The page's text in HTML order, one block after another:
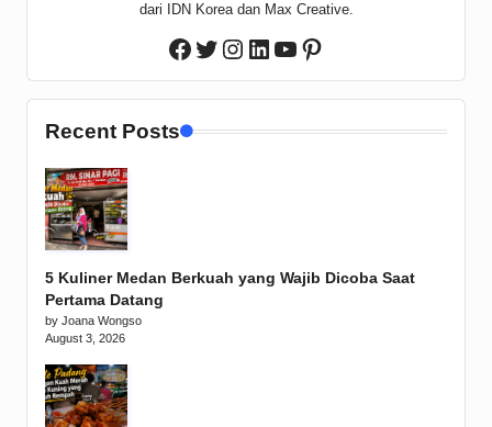
dari IDN Korea dan Max Creative.
Facebook
Twitter
Instagram
LinkedIn
YouTube
Pinterest
Recent Posts
5 Kuliner Medan Berkuah yang Wajib Dicoba Saat
Pertama Datang
by Joana Wongso
August 3, 2026